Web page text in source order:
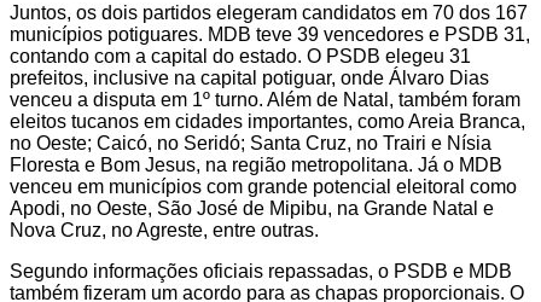
Juntos, os dois partidos elegeram candidatos em 70 dos 167
municípios potiguares. MDB teve 39 vencedores e PSDB 31,
contando com a capital do estado. O PSDB elegeu 31
prefeitos, inclusive na capital potiguar, onde Álvaro Dias
venceu a disputa em 1º turno. Além de Natal, também foram
eleitos tucanos em cidades importantes, como Areia Branca,
no Oeste; Caicó, no Seridó; Santa Cruz, no Trairi e Nísia
Floresta e Bom Jesus, na região metropolitana. Já o MDB
venceu em municípios com grande potencial eleitoral como
Apodi, no Oeste, São José de Mipibu, na Grande Natal e
Nova Cruz, no Agreste, entre outras.
Segundo informações oficiais repassadas, o PSDB e MDB
também fizeram um acordo para as chapas proporcionais. O